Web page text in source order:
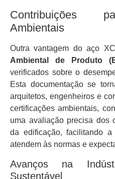
Contribuições
Ambientais
Outra vantagem do aço
Ambiental de Produto
verificados sobre o
Esta documentação se
arquitetos, engenheiros e
certificações ambientais,
uma avaliação precisa dos
da edificação, facilitando
atendem às normas e
Avanços na
Sustentável